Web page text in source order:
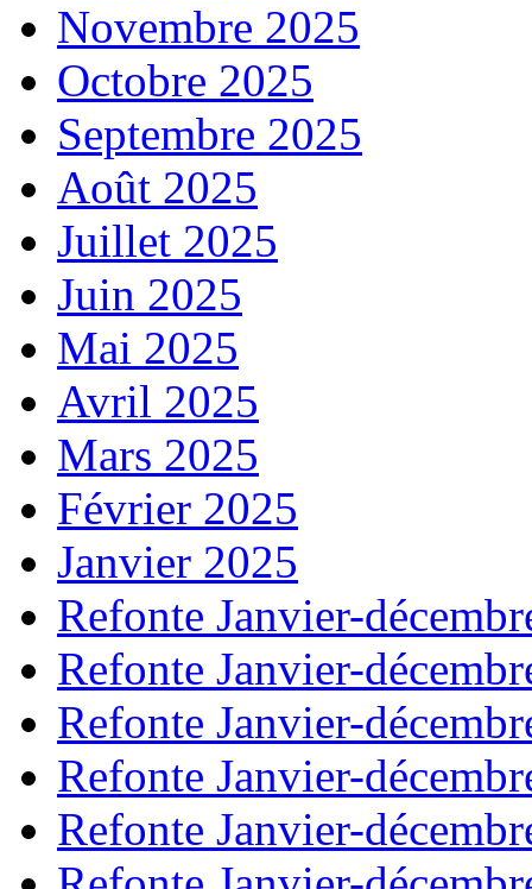
Novembre 2025
Octobre 2025
Septembre 2025
Août 2025
Juillet 2025
Juin 2025
Mai 2025
Avril 2025
Mars 2025
Février 2025
Janvier 2025
Refonte Janvier-
Refonte Janvier-
Refonte Janvier-
Refonte Janvier-
Refonte Janvier-